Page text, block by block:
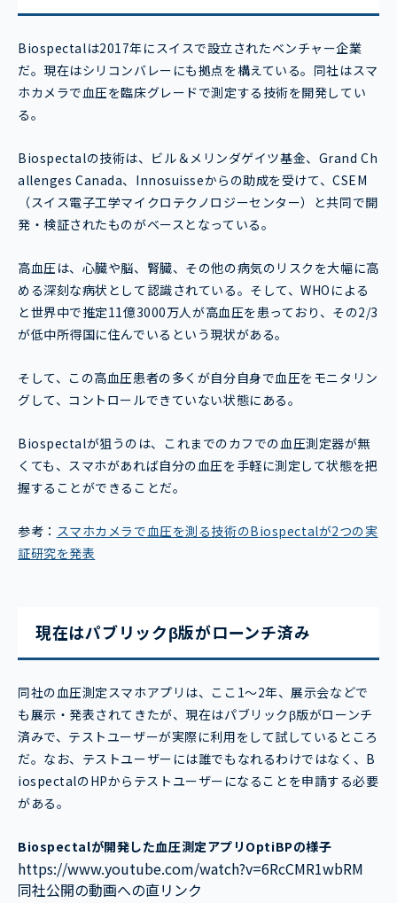
Biospectalは2017年にスイスで設立されたベンチャー企業
だ。現在はシリコンバレーにも拠点を構えている。同社はスマ
ホカメラで血圧を臨床グレードで測定する技術を開発してい
る。
Biospectalの技術は、ビル＆メリンダゲイツ基金、Grand Ch
allenges Canada、Innosuisseからの助成を受けて、CSEM
（スイス電子工学マイクロテクノロジーセンター）と共同で開
発・検証されたものがベースとなっている。
高血圧は、心臓や脳、腎臓、その他の病気のリスクを大幅に高
める深刻な病状として認識されている。そして、WHOによる
と世界中で推定11億3000万人が高血圧を患っており、その2/3
が低中所得国に住んでいるという現状がある。
そして、この高血圧患者の多くが自分自身で血圧をモニタリン
グして、コントロールできていない状態にある。
Biospectalが狙うのは、これまでのカフでの血圧測定器が無
くても、スマホがあれば自分の血圧を手軽に測定して状態を把
握することができることだ。
参考： スマホカメラで血圧を測る技術のBiospectalが2つの実
証研究を発表
現在はパブリックβ版がローンチ済み
同社の血圧測定スマホアプリは、ここ1～2年、展示会などで
も展示・発表されてきたが、現在はパブリックβ版がローンチ
済みで、テストユーザーが実際に利用をして試しているところ
だ。なお、テストユーザーには誰でもなれるわけではなく、B
iospectalのHPからテストユーザーになることを申請する必要
がある。
Biospectalが開発した血圧測定アプリOptiBPの様子
https://www.youtube.com/watch?v=6RcCMR1wbRM
同社公開の動画への直リンク